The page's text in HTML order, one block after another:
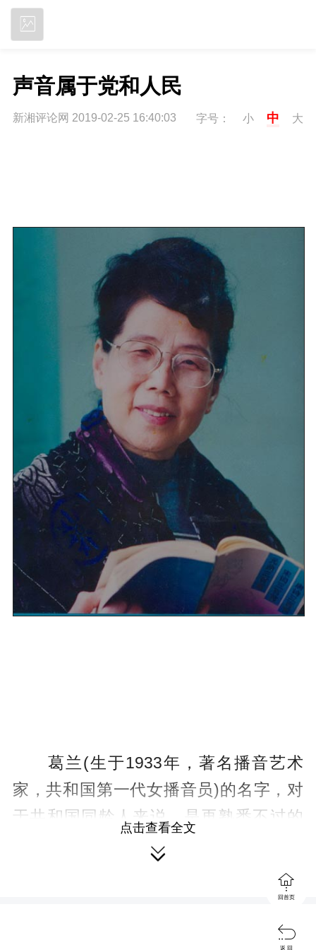
声音属于党和人民
新湘评论网 2019-02-25 16:40:03 字号： 小 中 大
葛兰(生于1933年，著名播音艺术
家，共和国第一代女播音员)的名字，对
于共和国同龄人来说，是再熟悉不过的
了。在二十世纪五六十年代，每当有重
要新闻，大多是由葛兰和她的丈夫夏青
两个人播音。他们的声音，已经成为人
点击查看全文


回首页

返 回